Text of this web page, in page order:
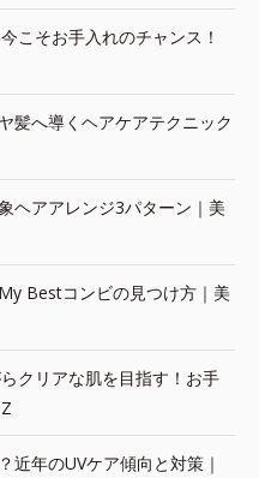
こそお手入れのチャンス！
髪へ導くヘアケアテクニック
ヘアアレンジ3パターン｜美
Bestコンビの見つけ方｜美
クリアな肌を目指す！お手
近年のUVケア傾向と対策｜